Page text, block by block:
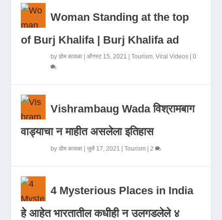
Woman Standing at the top
of Burj Khalifa | Burj Khalifa ad
byडोम कावळा |ऑगस्ट 15, 2021 |Tourism ,Viral Videos |0
Vishrambaug Wada विश्रामबाग
वाड्याचा न माहीत असलेला इतिहास
byडोम कावळा |जुलै 17, 2021 |Tourism | 2
4 Mysterious Places in India
हे आहेत भारतातील कधीही न उलगडलेले ४